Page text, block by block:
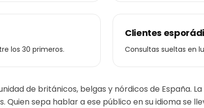
los 30 primeros.
Clientes
Consultas sueltas en
de británicos, belgas y nórdicos de España.
Quien sepa hablar a ese público en su idioma se